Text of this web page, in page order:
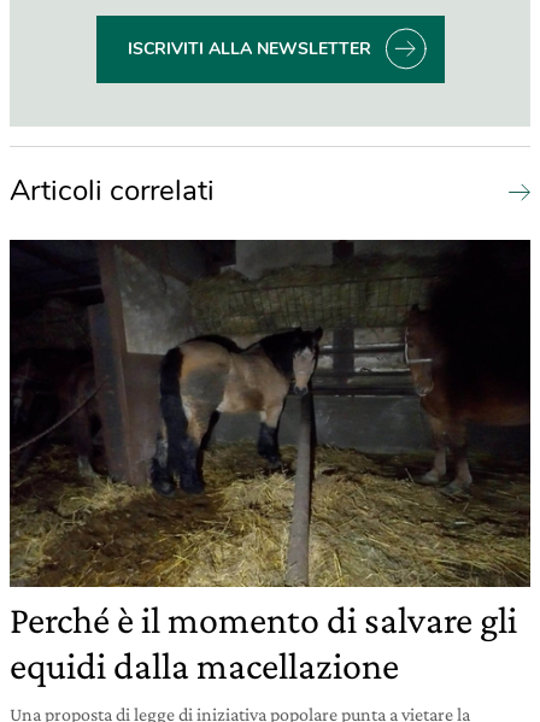
ISCRIVITI ALLA NEWSLETTER
Articoli correlati
Perché è il momento di salvare gli
equidi dalla macellazione
Una proposta di legge di iniziativa popolare punta a vietare la